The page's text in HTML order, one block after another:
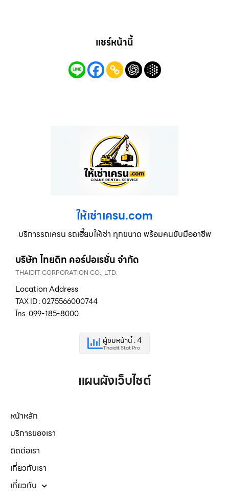
แชร์หน้านี้
ให้เช่าเครน.com
บริการรถเครน รถเฮี๊ยบให้เช่า ทุกขนาด พร้อมคนขับมืออาชีพ
บริษัท ไทยดิท คอร์ปอเรชั่น จำกัด
THAIDIT CORPORATION CO., LTD.
Location Address
TAX ID : 0275566000744
โทร. 099-185-8000
ผู้ชมหน้านี้ : 4
Thaidit Stat Pro
แผนผังเว็บไซต์
หน้าหลัก
บริการของเรา
ติดต่อเรา
เกี่ยวกับเรา
เกี่ยวกับ